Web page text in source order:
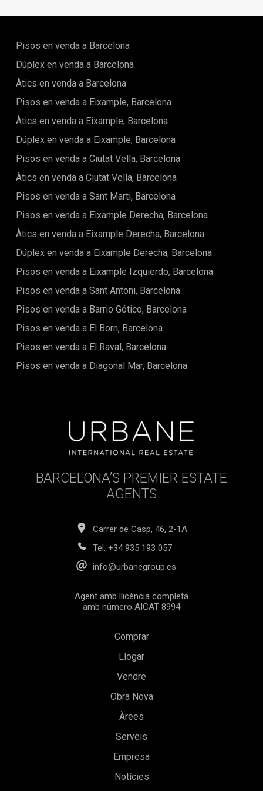
Pisos en venda a Barcelona
Dúplex en venda a Barcelona
Àtics en venda a Barcelona
Pisos en venda a Eixample, Barcelona
Àtics en venda a Eixample, Barcelona
Dúplex en venda a Eixample, Barcelona
Pisos en venda a Ciutat Vella, Barcelona
Àtics en venda a Ciutat Vella, Barcelona
Pisos en venda a Sant Marti, Barcelona
Pisos en venda a Eixample Derecha, Barcelona
Àtics en venda a Eixample Derecha, Barcelona
Dúplex en venda a Eixample Derecha, Barcelona
Pisos en venda a Eixample Izquierdo, Barcelona
Pisos en venda a Sant Antoni, Barcelona
Pisos en venda a Barrio Gótico, Barcelona
Pisos en venda a El Born, Barcelona
Pisos en venda a El Raval, Barcelona
Pisos en venda a Diagonal Mar, Barcelona
BARCELONA’S PREMIER ESTATE
AGENTS
Carrer de Casp, 46, 2-1A
Tel. +34 935 193 057
info@urbanegroup.es
Agent amb llicència completa
amb número AICAT 8994
Comprar
Llogar
Vendre
Obra Nova
Àrees
Serveis
Empresa
Notícies
Guardar configuració Acceptar totes